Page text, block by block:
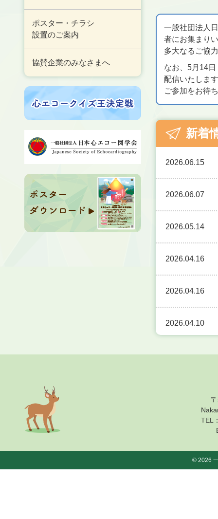
ポスター・チラシ
設置のご案内
協賛企業のみなさまへ
一般社団法人
者にお集まり
多大なるご協
なお、5月14
配信いたしま
ご参加をお待
新着
2026.06.15
2026.06.07
2026.05.14
2026.04.16
2026.04.16
2026.04.10
2026.04.09
2026.04.07TEL
© 2026